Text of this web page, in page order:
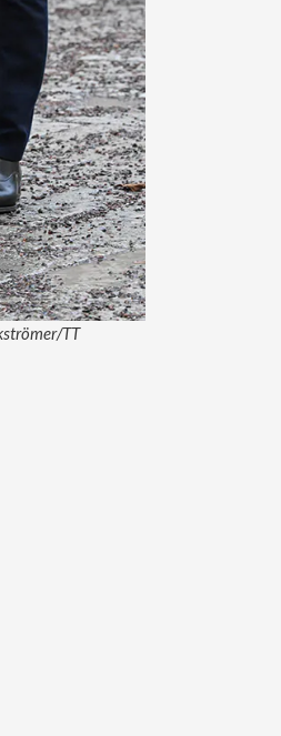
TT